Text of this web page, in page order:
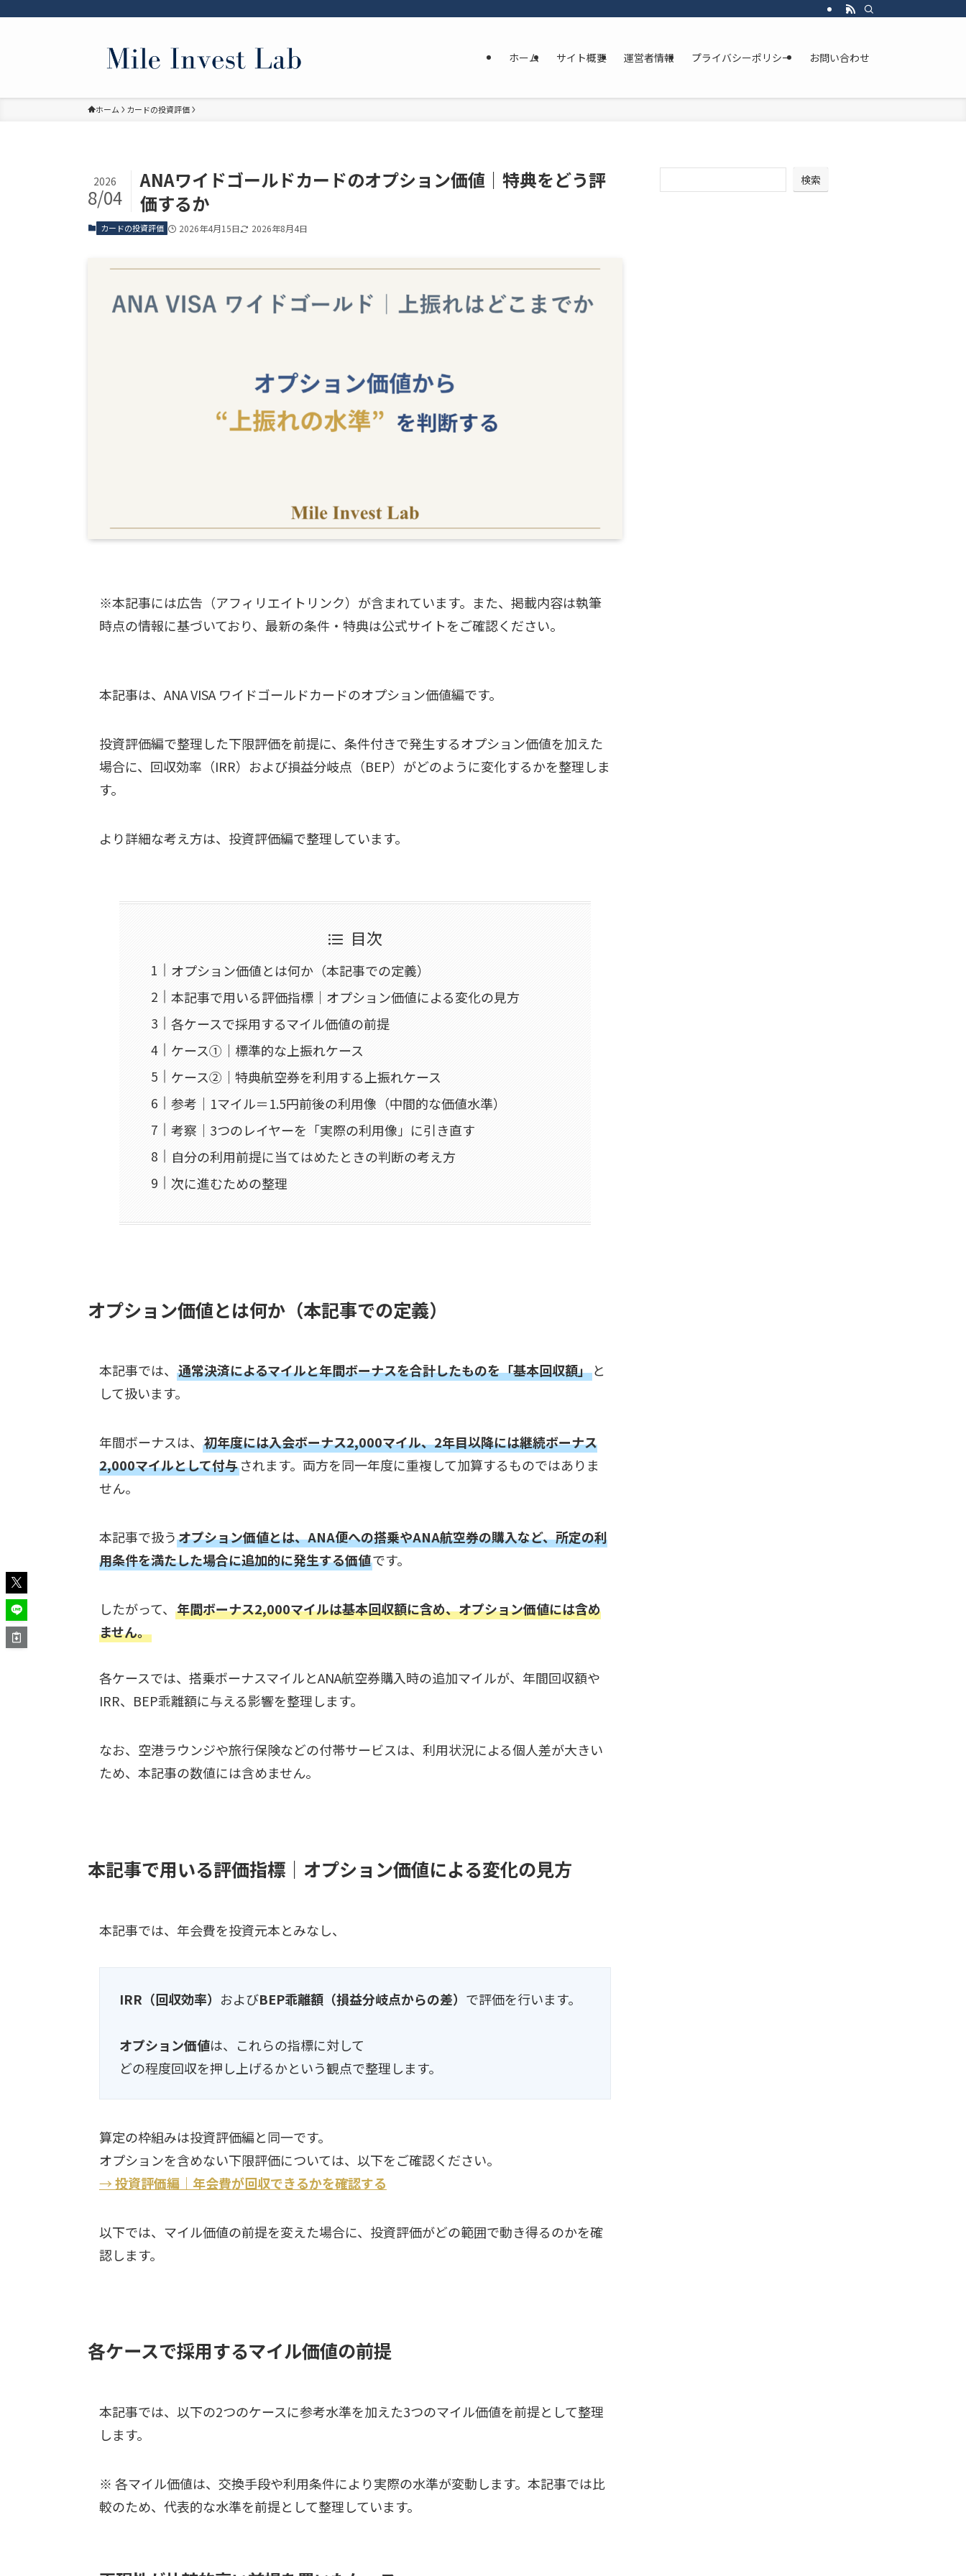
ホーム サイト概要 運営者情報 プライバシーポリシー お問い合わせ
ホーム カードの投資評価
ANAワイドゴールドカードのオプション価値｜特典をどう評
価するか
2026
8/04
カードの投資評価 2026年4月15日 2026年8月4日
※本記事には広告（アフィリエイトリンク）が含まれています。また、掲載内容は執筆
時点の情報に基づいており、最新の条件・特典は公式サイトをご確認ください。
本記事は、ANA VISA ワイドゴールドカードのオプション価値編です。
投資評価編で整理した下限評価を前提に、条件付きで発生するオプション価値を加えた
場合に、回収効率（IRR）および損益分岐点（BEP）がどのように変化するかを整理しま
す。
より詳細な考え方は、投資評価編で整理しています。
目次
オプション価値とは何か（本記事での定義）
本記事で用いる評価指標｜オプション価値による変化の見方
各ケースで採用するマイル価値の前提
ケース①｜標準的な上振れケース
ケース②｜特典航空券を利用する上振れケース
参考｜1マイル＝1.5円前後の利用像（中間的な価値水準）
考察｜3つのレイヤーを「実際の利用像」に引き直す
自分の利用前提に当てはめたときの判断の考え方
次に進むための整理
オプション価値とは何か（本記事での定義）
本記事では、 通常決済によるマイルと年間ボーナスを合計したものを「基本回収額」と
して扱います。
年間ボーナスは、 初年度には入会ボーナス2,000マイル、2年目以降には継続ボーナス
2,000マイルとして付与されます。両方を同一年度に重複して加算するものではありま
せん。
本記事で扱うオプション価値とは、ANA便への搭乗やANA航空券の購入など、所定の利
用条件を満たした場合に追加的に発生する価値です。
したがって、 年間ボーナス2,000マイルは基本回収額に含め、オプション価値には含め
ません。
各ケースでは、搭乗ボーナスマイルとANA航空券購入時の追加マイルが、年間回収額や
IRR、BEP乖離額に与える影響を整理します。
なお、空港ラウンジや旅行保険などの付帯サービスは、利用状況による個人差が大きい
ため、本記事の数値には含めません。
本記事で用いる評価指標｜オプション価値による変化の見方
本記事では、年会費を投資元本とみなし、
IRR（回収効率） およびBEP乖離額（損益分岐点からの差） で評価を行います。
オプション価値は、これらの指標に対して
どの程度回収を押し上げるかという観点で整理します。
算定の枠組みは投資評価編と同一です。
オプションを含めない下限評価については、以下をご確認ください。
→投資評価編｜年会費が回収できるかを確認する
以下では、マイル価値の前提を変えた場合に、投資評価がどの範囲で動き得るのかを確
認します。
各ケースで採用するマイル価値の前提
本記事では、以下の2つのケースに参考水準を加えた3つのマイル価値を前提として整理
します。
※ 各マイル価値は、交換手段や利用条件により実際の水準が変動します。本記事では比
較のため、代表的な水準を前提として整理しています。
検索